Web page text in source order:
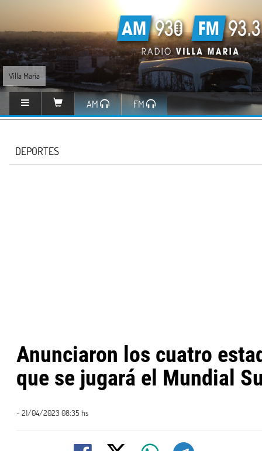
Villa María
AM FM
DEPORTES
Anunciaron los cuatro
que se jugará el Mundial
- 21/04/2023 08:35 hs